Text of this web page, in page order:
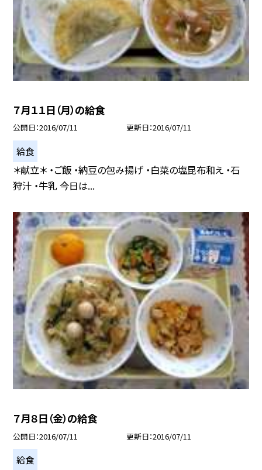
７月１１日（月）の給食
公開日 2016/07/11 更新日 2016/07/11
給食
＊献立＊ ・ご飯 ・納豆の包み揚げ ・白菜の塩昆布和え ・石
狩汁 ・牛乳 今日は...
７月８日（金）の給食
公開日 2016/07/11 更新日 2016/07/11
給食